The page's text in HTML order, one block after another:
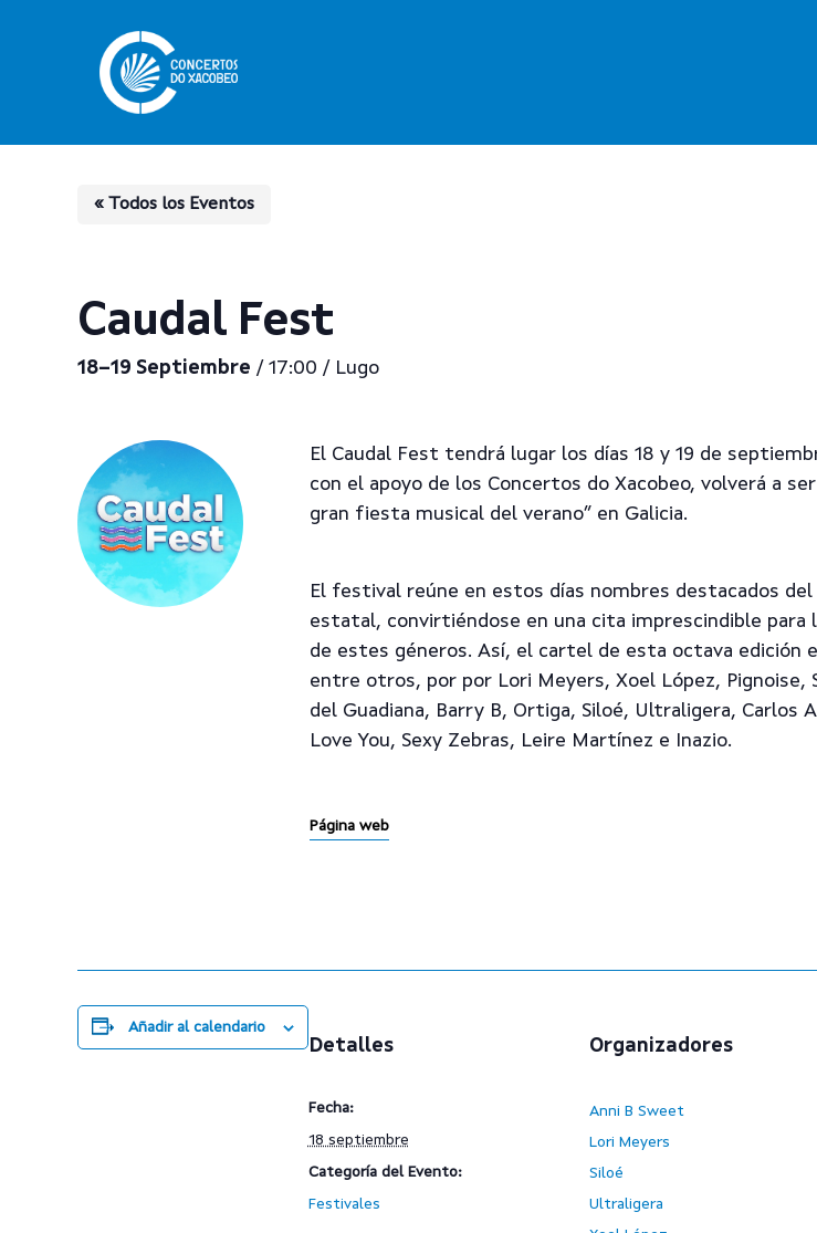
Pulsa enter para buscar
« Todos los Eventos
Caudal Fest
18–19 Septiembre / 17:00 / Lugo
El Caudal Fest tendrá lugar los días 18 y 19 de
con el apoyo de los Concertos do Xacobeo, volverá a
gran fiesta musical del verano” en Galicia.
El festival reúne en estos días nombres destacados del
estatal, convirtiéndose en una cita imprescindible para
de estes géneros. Así, el cartel de esta octava edición
entre otros, por por Lori Meyers, Xoel López, Pignoise,
del Guadiana, Barry B, Ortiga, Siloé, Ultraligera, Carlos
Love You, Sexy Zebras, Leire Martínez e Inazio.
Página web
Añadir al calendario
Detalles
Fecha:
18 septiembre
Categoría del Evento:
Festivales
Organizadores
Anni B Sweet
Lori Meyers
Siloé
Ultraligera